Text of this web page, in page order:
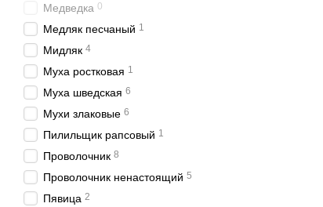
Медведка 0
Медляк песчаный 1
Мидляк 4
Муха ростковая 1
Муха шведская 6
Мухи злаковые 6
Пилильщик рапсовый 1
Проволочник 8
Проволочник ненастоящий 5
Пявица 2